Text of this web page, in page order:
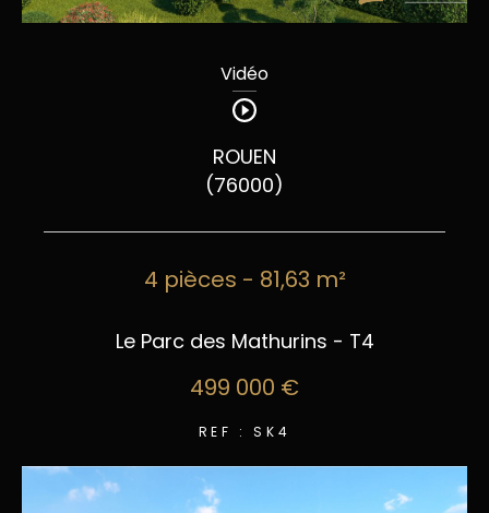
Vidéo
ROUEN
(76000)
4 pièces - 81,63 m²
Le Parc des Mathurins - T4
499 000 €
REF : SK4